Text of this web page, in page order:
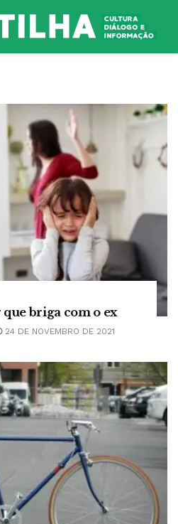
briga com o ex
24 DE NOVEMBRO DE 2021